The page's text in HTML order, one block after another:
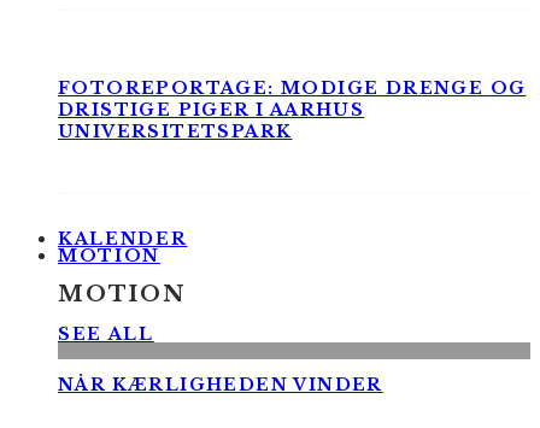
FOTOREPORTAGE: MODIGE DRENGE OG
DRISTIGE PIGER I AARHUS
UNIVERSITETSPARK
KALENDER
MOTION
MOTION
SEE ALL
NÅR KÆRLIGHEDEN VINDER